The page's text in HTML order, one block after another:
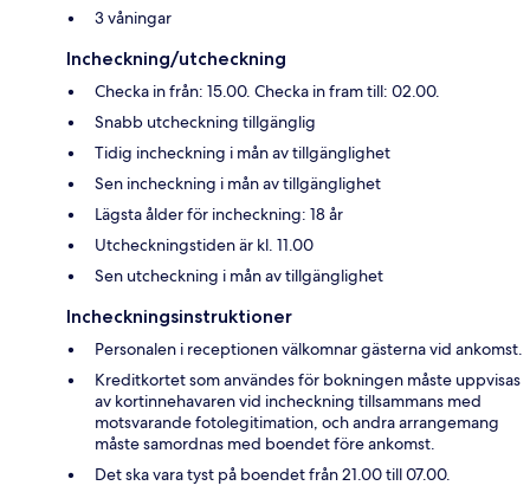
3 våningar
Incheckning/utcheckning
Checka in från: 15.00. Checka in fram till: 02.00.
Snabb utcheckning tillgänglig
Tidig incheckning i mån av tillgänglighet
Sen incheckning i mån av tillgänglighet
Lägsta ålder för incheckning: 18 år
Utcheckningstiden är kl. 11.00
Sen utcheckning i mån av tillgänglighet
Incheckningsinstruktioner
Personalen i receptionen välkomnar gästerna vid ankomst.
Kreditkortet som användes för bokningen måste uppvisas
av kortinnehavaren vid incheckning tillsammans med
motsvarande fotolegitimation, och andra arrangemang
måste samordnas med boendet före ankomst.
Det ska vara tyst på boendet från 21.00 till 07.00.